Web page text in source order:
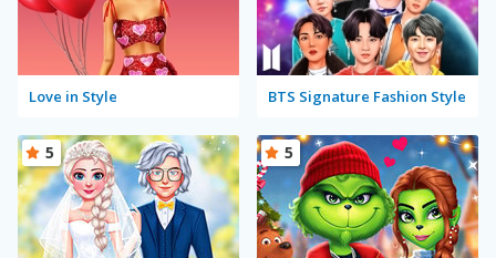
Love in Style BTS Signature Fashion Style
5 5